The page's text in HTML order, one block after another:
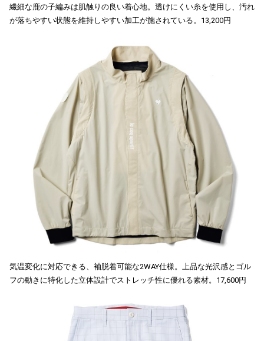
繊細な鹿の子編みは肌触りの良い着心地。透けにくい糸を使用し、汚れ
が落ちやすい状態を維持しやすい加工が施されている。13,200円
気温変化に対応できる、袖脱着可能な2WAY仕様。上品な光沢感とゴル
フの動きに特化した立体設計でストレッチ性に優れる素材。17,600円